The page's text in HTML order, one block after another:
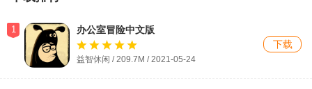
1 办公室冒险中文版
益智休闲 / 209.7M / 2021-05-24
下载